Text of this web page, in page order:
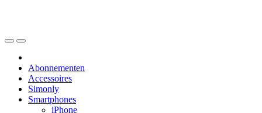
Abonnementen
Accessoires
Simonly
Smartphones
iPhone